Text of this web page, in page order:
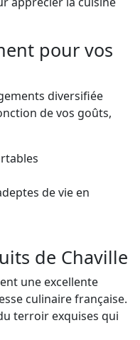
pour vos
diversifiée
de vos goûts,
de vie en
de Chaville
une excellente
culinaire française.
terroir exquises qui